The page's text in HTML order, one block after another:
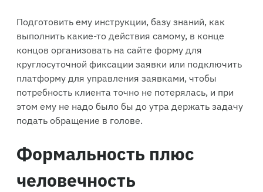
Подготовить ему инструкции, базу знаний, как
выполнить какие-то действия самому, в конце
концов организовать на сайте форму для
круглосуточной фиксации заявки или подключить
платформу для управления заявками, чтобы
потребность клиента точно не потерялась, и при
этом ему не надо было бы до утра держать задачу
подать обращение в голове.
Формальность плюс
человечность